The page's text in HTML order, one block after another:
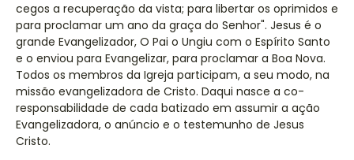
cegos a recuperação da vista; para libertar os oprimidos e
para proclamar um ano da graça do Senhor". Jesus é o
grande Evangelizador, O Pai o Ungiu com o Espírito Santo
e o enviou para Evangelizar, para proclamar a Boa Nova.
Todos os membros da Igreja participam, a seu modo, na
missão evangelizadora de Cristo. Daqui nasce a co-
responsabilidade de cada batizado em assumir a ação
Evangelizadora, o anúncio e o testemunho de Jesus
Cristo.